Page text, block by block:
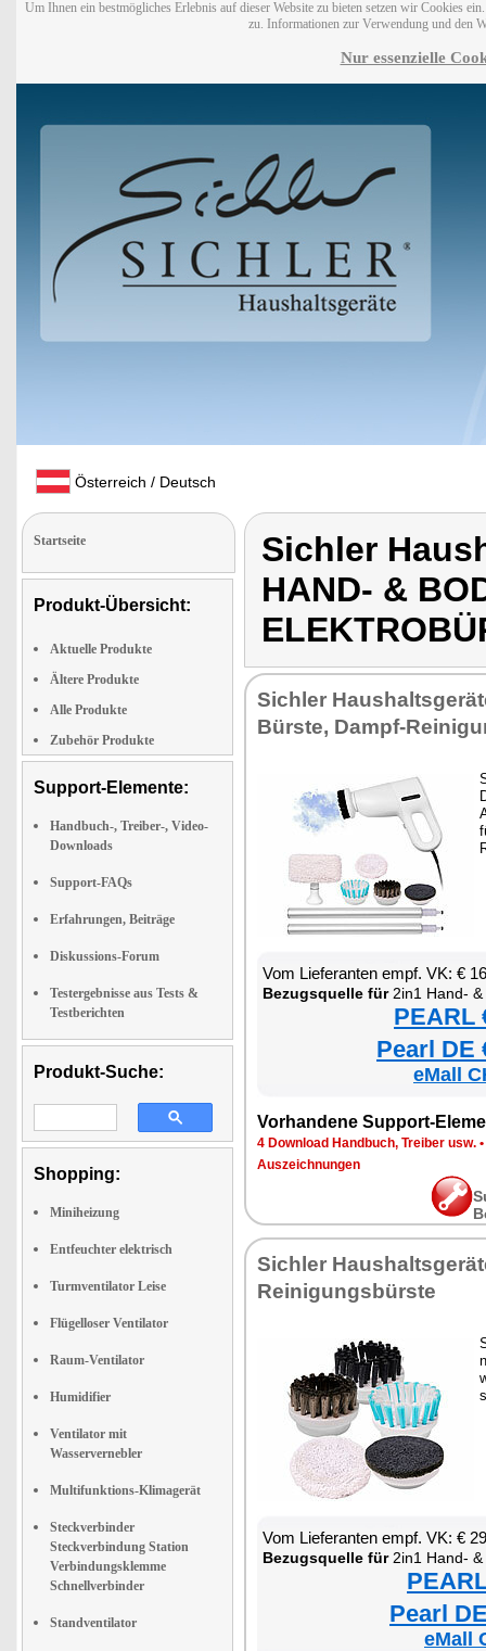
Um Ihnen ein bestmögliches Erlebnis auf dieser Website zu bieten setzen wir Cookies
zu. Informationen zur Verwendung und den
Nur essenzielle
Österreich / Deutsch
Startseite
Produkt-Übersicht:
Aktuelle Produkte
Ältere Produkte
Alle Produkte
Zubehör Produkte
Support-Elemente:
Handbuch-, Treiber-, Video-
Downloads
Support-FAQs
Erfahrungen, Beiträge
Diskussions-Forum
Testergebnisse aus Tests &
Testberichten
Produkt-Suche:
Shopping:
Miniheizung
Entfeuchter elektrisch
Turmventilator Leise
Flügelloser Ventilator
Raum-Ventilator
Humidifier
Ventilator mit
Wasservernebler
Multifunktions-Klimagerät
Steckverbinder
Steckverbindung Station
Verbindungsklemme
Schnellverbinder
Standventilator
Sichler
HAND- &
Sichler
Bürste, Dampf-
Vom Lieferanten empf. VK: €
Bezugsquelle für2in1 Hand- & Boden
PEARL
Pearl DE
eMall
Vorhandene Support-
4 Download Handbuch, Treiber usw. •
Auszeichnungen
Sichler
Reinigungsbürste
Vom Lieferanten empf. VK: €
Bezugsquelle für2in1 Hand- & Boden
Pearl
eMall